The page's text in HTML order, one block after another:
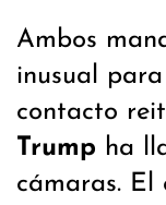
Ambos
inusual
contacto
Trump ha
cámaras. El